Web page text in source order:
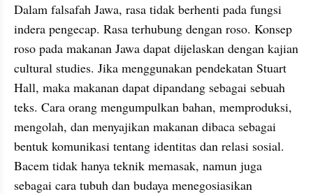
Dalam falsafah Jawa, rasa tidak berhenti pada fungsi
indera pengecap. Rasa terhubung dengan roso. Konsep
roso pada makanan Jawa dapat dijelaskan dengan kajian
cultural studies. Jika menggunakan pendekatan Stuart
Hall, maka makanan dapat dipandang sebagai sebuah
teks. Cara orang mengumpulkan bahan, memproduksi,
mengolah, dan menyajikan makanan dibaca sebagai
bentuk komunikasi tentang identitas dan relasi sosial.
Bacem tidak hanya teknik memasak, namun juga
sebagai cara tubuh dan budaya menegosiasikan